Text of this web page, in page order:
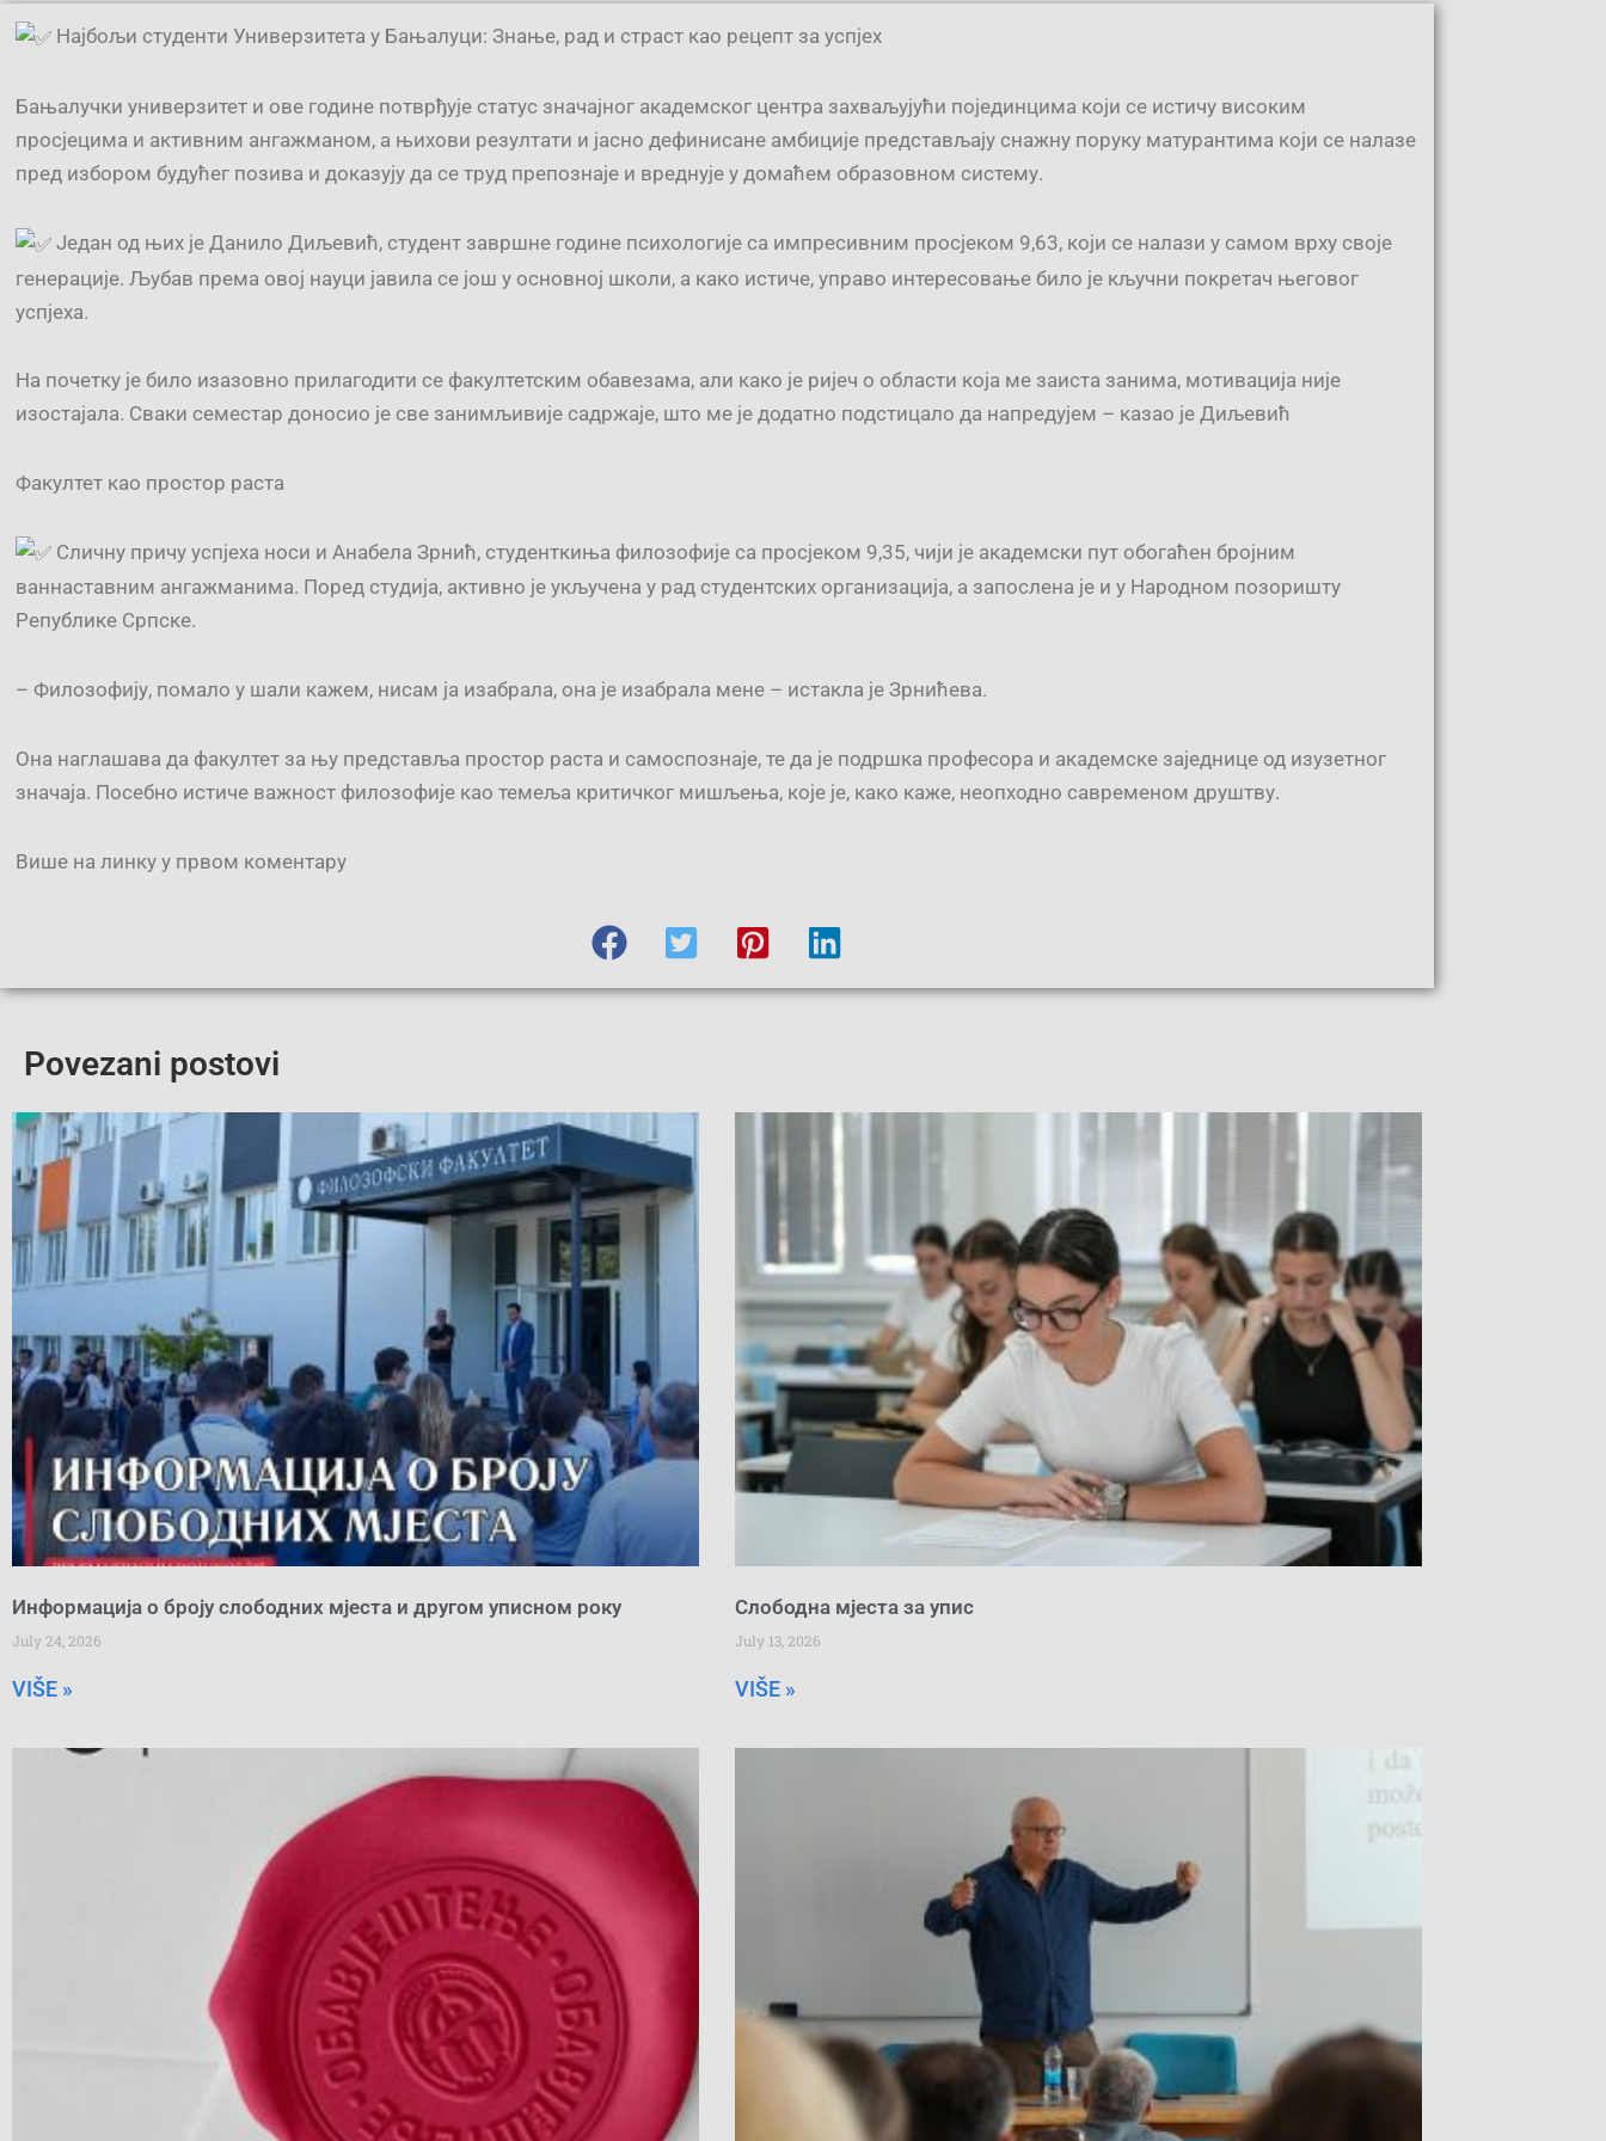
Најбољи студенти Универзитета у Бањалуци: Знање, рад и страст као рецепт за успјех
Бањалучки универзитет и ове године потврђује статус значајног академског центра захваљујући појединцима који се истичу високим
просјецима и активним ангажманом, а њихови резултати и јасно дефинисане амбиције представљају снажну поруку матурантима који се налазе
пред избором будућег позива и доказују да се труд препознаје и вреднује у домаћем образовном систему.
Један од њих је Данило Диљевић, студент завршне године психологије са импресивним просјеком 9,63, који се налази у самом врху своје
генерације. Љубав према овој науци јавила се још у основној школи, а како истиче, управо интересовање било је кључни покретач његовог
успјеха.
На почетку је било изазовно прилагодити се факултетским обавезама, али како је ријеч о области која ме заиста занима, мотивација није
изостајала. Сваки семестар доносио је све занимљивије садржаје, што ме је додатно подстицало да напредујем – казао је Диљевић
Факултет као простор раста
Сличну причу успјеха носи и Анабела Зрнић, студенткиња филозофије са просјеком 9,35, чији је академски пут обогаћен бројним
ваннаставним ангажманима. Поред студија, активно је укључена у рад студентских организација, а запослена је и у Народном позоришту
Републике Српске.
– Филозофију, помало у шали кажем, нисам ја изабрала, она је изабрала мене – истакла је Зрнићева.
Она наглашава да факултет за њу представља простор раста и самоспознаје, те да је подршка професора и академске заједнице од изузетног
значаја. Посебно истиче важност филозофије као темеља критичког мишљења, које је, како каже, неопходно савременом друштву.
Више на линку у првом коментару
Povezani postovi
Информација о броју слободних мјеста и другом уписном року
July 24, 2026
VIŠE »
Слободна мјеста за упис
July 13, 2026
VIŠE »